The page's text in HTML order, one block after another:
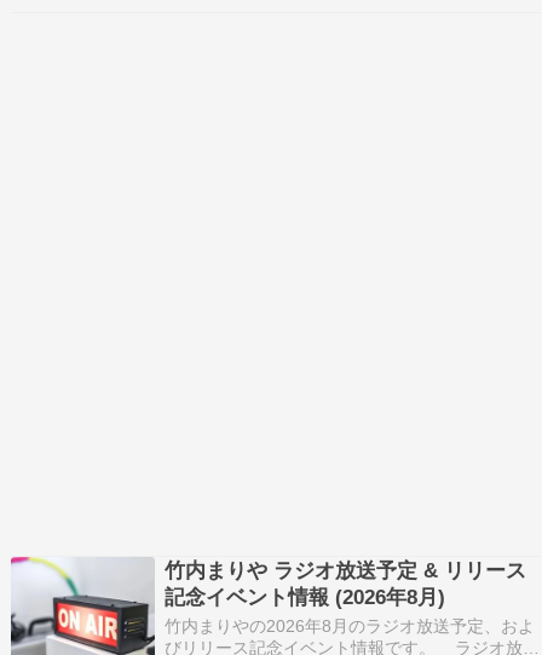
竹内まりや ラジオ放送予定 & リリース
記念イベント情報 (2026年8月)
竹内まりやの2026年8月のラジオ放送予定、およ
びリリース記念イベント情報です。 ラジオ放送